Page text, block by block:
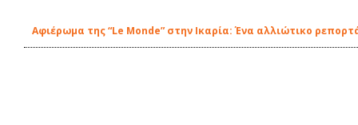
Αφιέρωμα της “Le Monde” στην Ικαρία: Ένα αλλιώτικο